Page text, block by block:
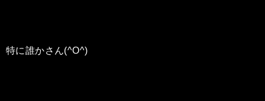
特に誰かさん(^O^)